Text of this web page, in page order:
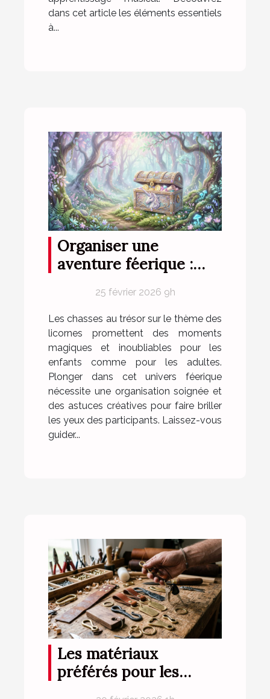
dans cet article les éléments essentiels
à...
Organiser une
aventure féerique :
chasse au trésor sur le
thème des licornes
25 février 2026 9h
Les chasses au trésor sur le thème des
licornes promettent des moments
magiques et inoubliables pour les
enfants comme pour les adultes.
Plonger dans cet univers féerique
nécessite une organisation soignée et
des astuces créatives pour faire briller
les yeux des participants. Laissez-vous
guider...
Les matériaux
préférés pour les